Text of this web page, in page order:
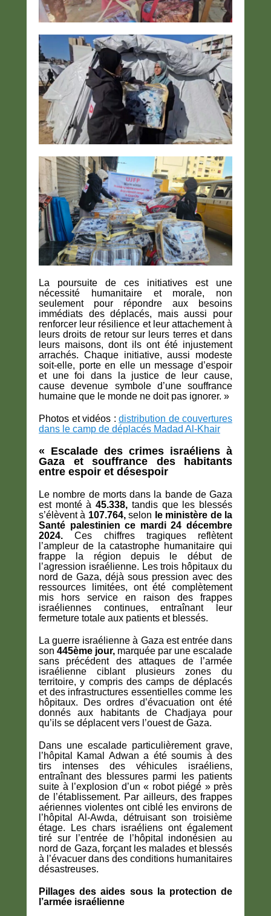
La poursuite de ces initiatives est une
nécessité humanitaire et morale, non
seulement pour répondre aux besoins
immédiats des déplacés, mais aussi pour
renforcer leur résilience et leur attachement à
leurs droits de retour sur leurs terres et dans
leurs maisons, dont ils ont été injustement
arrachés. Chaque initiative, aussi modeste
soit-elle, porte en elle un message d’espoir
et une foi dans la justice de leur cause,
cause devenue symbole d’une souffrance
humaine que le monde ne doit pas ignorer. »
Photos et vidéos : distribution de couvertures
dans le camp de déplacés Madad Al-Khair
« Escalade des crimes israéliens à
Gaza et souffrance des habitants
entre espoir et désespoir
Le nombre de morts dans la bande de Gaza
est monté à45.338, tandis que les blessés
s’élèvent à 107.764,selon le ministère de la
Santé palestinien ce mardi 24 décembre
2024. Ces chiffres tragiques reflètent
l’ampleur de la catastrophe humanitaire qui
frappe la région depuis le début de
l’agression israélienne. Les trois hôpitaux du
nord de Gaza, déjà sous pression avec des
ressources limitées, ont été complètement
mis hors service en raison des frappes
israéliennes continues, entraînant leur
fermeture totale aux patients et blessés.
La guerre israélienne à Gaza est entrée dans
son 445ème jour, marquée par une escalade
sans précédent des attaques de l’armée
israélienne ciblant plusieurs zones du
territoire, y compris des camps de déplacés
et des infrastructures essentielles comme les
hôpitaux. Des ordres d’évacuation ont été
donnés aux habitants de Chadjaya pour
qu’ils se déplacent vers l’ouest de Gaza.
Dans une escalade particulièrement grave,
l’hôpital Kamal Adwan a été soumis à des
tirs intenses des véhicules israéliens,
entraînant des blessures parmi les patients
suite à l’explosion d’un « robot piégé » près
de l’établissement. Par ailleurs, des frappes
aériennes violentes ont ciblé les environs de
l’hôpital Al-Awda, détruisant son troisième
étage. Les chars israéliens ont également
tiré sur l’entrée de l’hôpital indonésien au
nord de Gaza, forçant les malades et blessés
à l’évacuer dans des conditions humanitaires
désastreuses.
Pillages des aides sous la protection de
l’armée israélienne